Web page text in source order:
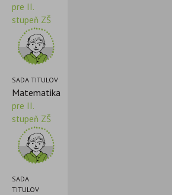
pre II.
stupeň ZŠ
SADA TITULOV
Matematika
pre II.
stupeň ZŠ
SADA
TITULOV